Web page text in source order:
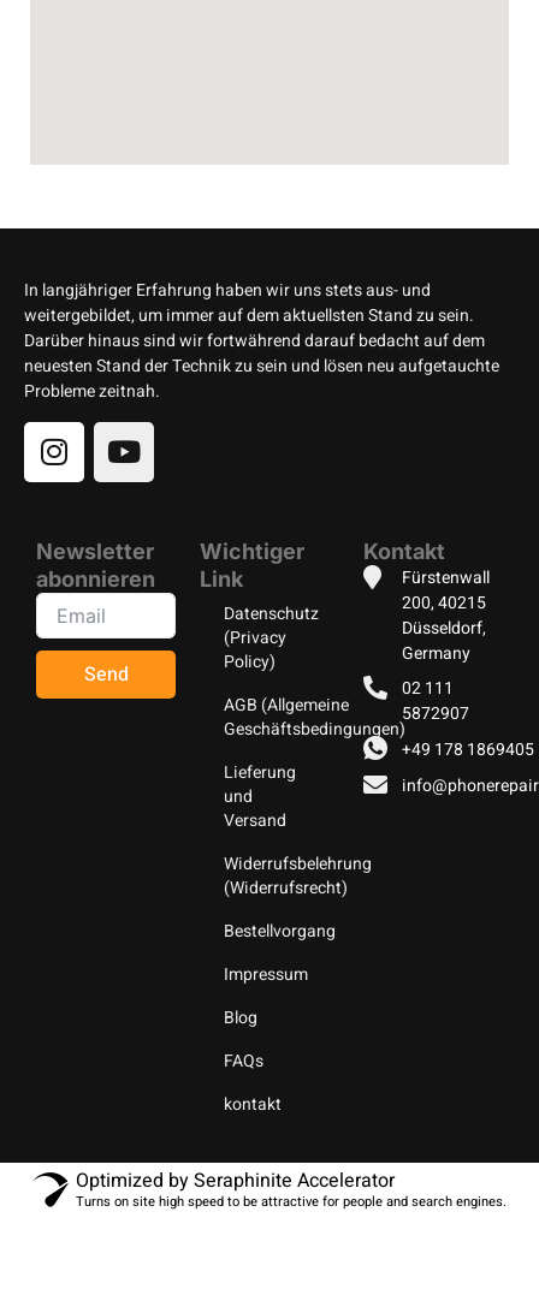
In langjähriger Erfahrung haben wir uns stets aus- und
weitergebildet, um immer auf dem aktuellsten Stand zu sein.
Darüber hinaus sind wir fortwährend darauf bedacht auf dem
neuesten Stand der Technik zu sein und lösen neu aufgetauchte
Probleme zeitnah.
Kontakt
Fürstenwall
200, 40215
Düsseldorf,
Germany
02 111
5872907
+49 178 1869405
Wichtiger
Link
Datenschutz
(Privacy
Policy)
AGB (Allgemeine
Geschäftsbedingungen)
Lieferung
und
Versand
Widerrufsbelehrung
(Widerrufsrecht)
Bestellvorgang
Impressum
Blog
FAQs
kontakt
Newsletter
abonnieren
Send
Optimized by Seraphinite Accelerator
Turns on site high speed to be attractive for people and search engines.